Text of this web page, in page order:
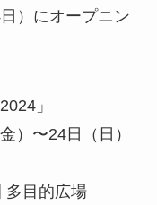
）にオープニン
」
）〜24日（日）
多目的広場